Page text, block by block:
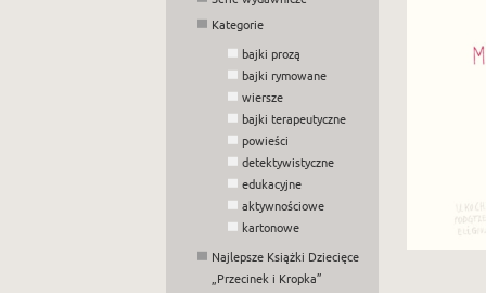
Kategorie
bajki prozą
bajki rymowane
wiersze
bajki terapeutyczne
powieści
detektywistyczne
edukacyjne
aktywnościowe
kartonowe
Najlepsze Książki Dziecięce
„Przecinek i Kropka”